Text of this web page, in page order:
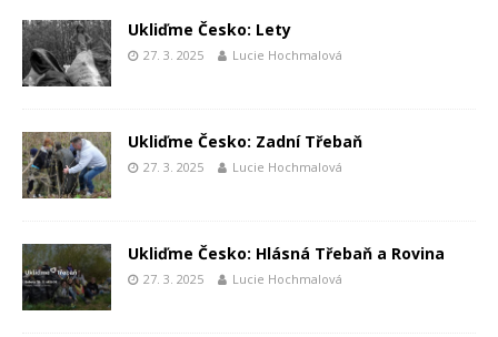
Ukliďme Česko: Lety
27. 3. 2025 Lucie Hochmalová
Ukliďme Česko: Zadní Třebaň
27. 3. 2025 Lucie Hochmalová
Ukliďme Česko: Hlásná Třebaň a Rovina
27. 3. 2025 Lucie Hochmalová